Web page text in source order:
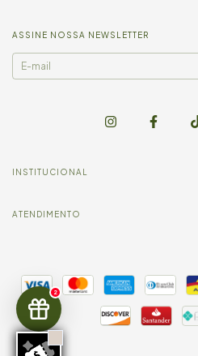
2
ASSINE NOSSA NEWSLETTER
INSTITUCIONAL
ATENDIMENTO